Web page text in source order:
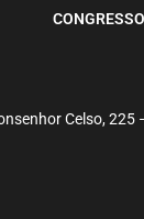
Celso,